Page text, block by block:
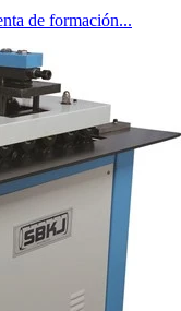
de formación...